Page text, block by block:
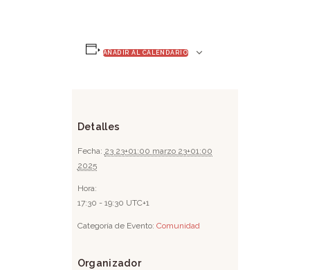
AÑADIR AL CALENDARIO
Detalles
Fecha: 23 23+01:00 marzo 23+01:00
2025
Hora:
17:30 - 19:30 UTC+1
Categoría de Evento: Comunidad
Organizador